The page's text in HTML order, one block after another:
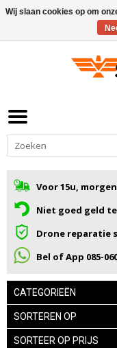
Voor 15u,
Niet goed geld
Drone reparatie
Bel of App 085-
CATEGORIEËN
SORTEREN OP
SORTEER OP PRIJS
Wij slaan cookies op om